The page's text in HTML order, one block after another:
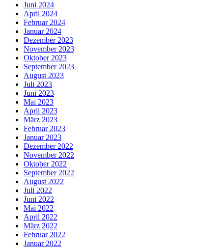
Juni 2024
April 2024
Februar 2024
Januar 2024
Dezember 2023
November 2023
Oktober 2023
September 2023
August 2023
Juli 2023
Juni 2023
Mai 2023
April 2023
März 2023
Februar 2023
Januar 2023
Dezember 2022
November 2022
Oktober 2022
September 2022
August 2022
Juli 2022
Juni 2022
Mai 2022
April 2022
März 2022
Februar 2022
Januar 2022